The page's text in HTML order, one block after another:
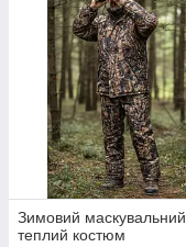
Зимовий маскувальний
теплий костюм